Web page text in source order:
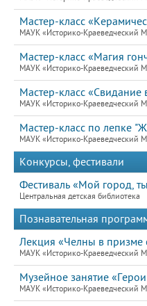
Мастер-класс
МАУК «Историко-Краеведческий
Мастер-класс «Магия
МАУК «Историко-Краеведческий
Мастер-класс «Свидание
МАУК «Историко-Краеведческий
Мастер-класс по лепке
МАУК «Историко-Краеведческий
Конкурсы, фестивали
Фестиваль «Мой город,
Центральная детская библиотека
Познавательная
Лекция «Челны в призме
МАУК «Историко-Краеведческий
Музейное занятие
МАУК «Историко-Краеведческий